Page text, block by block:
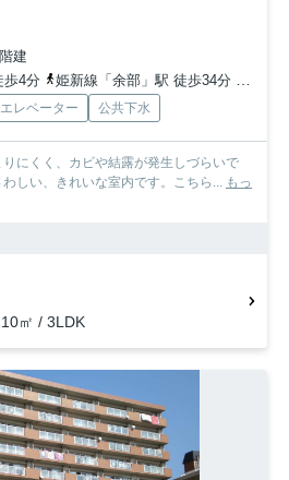
建
歩4分
姫新線「余部」駅 徒歩34分
エレベーター 公共下水
にくく、カビや結露が発生しづらいで
しい、きれいな室内です。こちら... もっ
㎡ / 3LDK